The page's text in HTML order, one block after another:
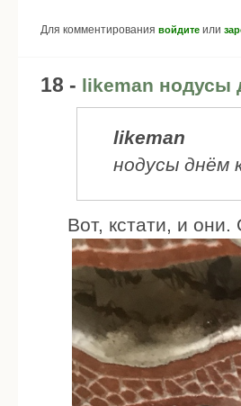
Для комментирования войдите или
18 - likeman нодусы
likeman
нодусы днём
Вот, кстати, и